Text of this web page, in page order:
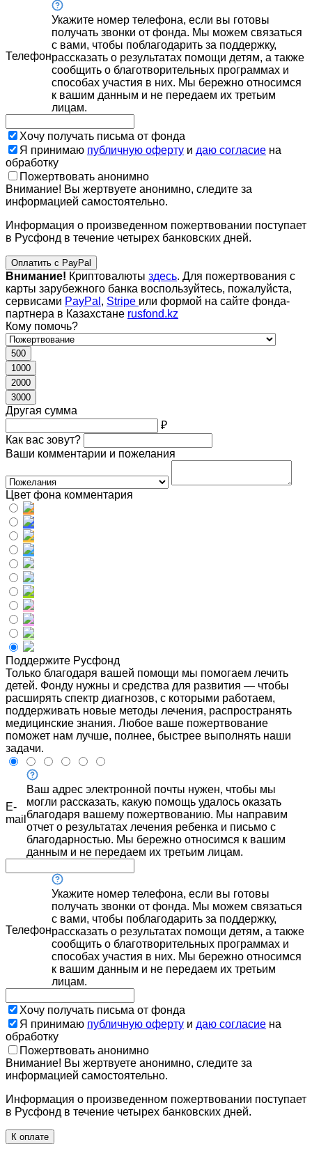
Телефон
Укажите номер телефона, если вы готовы
получать звонки от фонда. Мы можем связаться
с вами, чтобы поблагодарить за поддержку,
рассказать о результатах помощи детям, а также
сообщить о благотворительных программах и
способах участия в них. Мы бережно относимся
к вашим данным и не передаем их третьим
лицам.
Хочу получать письма от фонда
Я принимаю публичную оферту и даю согласие на
обработку
Пожертвовать анонимно
Внимание! Вы жертвуете анонимно, следите за
информацией самостоятельно.
Информация о произведенном пожертвовании поступает
в Русфонд в течение четырех банковских дней.
Оплатить с PayPal
Внимание! Криптовалюты здесь. Для пожертвования с
карты зарубежного банка воспользуйтесь, пожалуйста,
сервисами PayPal , Stripe или формой на сайте фонда-
партнера в Казахстане rusfond.kz
Кому помочь?
500
1000
2000
3000
Другая сумма
₽
Как вас зовут?
Ваши комментарии и пожелания
Цвет фона комментария
Поддержите Русфонд
Только благодаря вашей помощи мы помогаем лечить
детей. Фонду нужны и средства для развития — чтобы
расширять спектр диагнозов, с которыми работаем,
поддерживать новые методы лечения, распространять
медицинские знания. Любое ваше пожертвование
поможет нам лучше, полнее, быстрее выполнять наши
задачи.
E-
mail
Ваш адрес электронной почты нужен, чтобы мы
могли рассказать, какую помощь удалось оказать
благодаря вашему пожертвованию. Мы направим
отчет о результатах лечения ребенка и письмо с
благодарностью. Мы бережно относимся к вашим
данным и не передаем их третьим лицам.
Телефон
Укажите номер телефона, если вы готовы
получать звонки от фонда. Мы можем связаться
с вами, чтобы поблагодарить за поддержку,
рассказать о результатах помощи детям, а также
сообщить о благотворительных программах и
способах участия в них. Мы бережно относимся
к вашим данным и не передаем их третьим
лицам.
Хочу получать письма от фонда
Я принимаю публичную оферту и даю согласие на
обработку
Пожертвовать анонимно
Внимание! Вы жертвуете анонимно, следите за
информацией самостоятельно.
Информация о произведенном пожертвовании поступает
в Русфонд в течение четырех банковских дней.
К оплате